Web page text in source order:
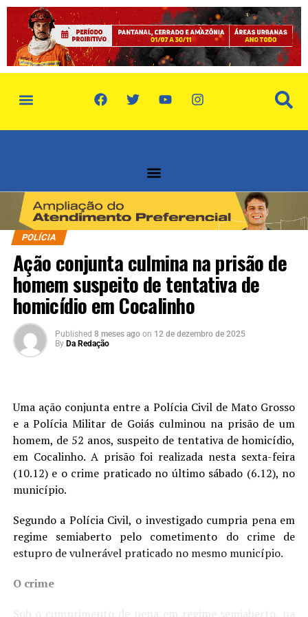
POLÍCIA
Ação conjunta culmina na prisão de
homem suspeito de tentativa de
homicídio em Cocalinho
Published 8 meses ago on 12 de dezembro de 2025
By Da Redação
Uma ação conjunta entre a Polícia Civil de Mato Grosso
e a Polícia Militar de Goiás culminou na prisão de um
homem, de 52 anos, suspeito de tentativa de homicídio,
em Cocalinho. A prisão foi realizada nesta sexta-feira
(10.12) e o crime praticado no último sábado (6.12), no
município.
Segundo a Polícia Civil, o investigado cumpria pena em
regime semiaberto pelo cometimento do crime de
estupro de vulnerável praticado no mesmo município.
O crime
Sob o cumprimento de pena em regime semiaberto, na